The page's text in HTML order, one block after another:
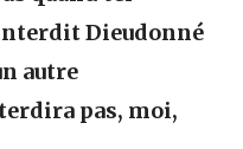
Dieudonné
autre
pas, moi,